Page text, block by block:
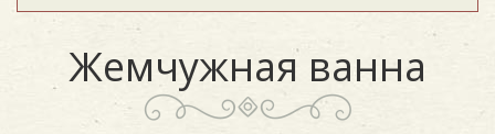
Жемчужная ванна